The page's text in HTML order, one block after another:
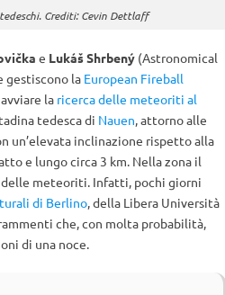
Crediti: Cevin Dettlaff
e Lukáš Shrbený (Astronomical
gestiscono la European Fireball
la ricerca delle meteoriti al
tedesca di Nauen, attorno alle
un’elevata inclinazione rispetto alla
e lungo circa 3 km. Nella zona il
meteoriti. Infatti, pochi giorni
di Berlino, della Libera Università
che, con molta probabilità,
di una noce.